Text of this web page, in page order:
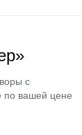
с
по вашей цене